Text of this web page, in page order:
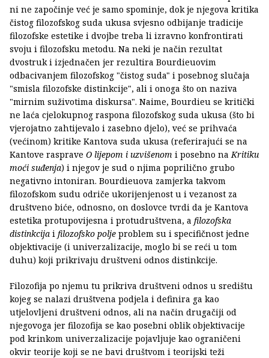
ni ne započinje već je samo spominje, dok je njegova kritika
čistog filozofskog suda ukusa svjesno odbijanje tradicije
filozofske estetike i dvojbe treba li izravno konfrontirati
svoju i filozofsku metodu. Na neki je način rezultat
dvostruk i izjednačen jer rezultira Bourdieuovim
odbacivanjem filozofskog "čistog suda" i posebnog slučaja
"smisla filozofske distinkcije", ali i onoga što on naziva
"mirnim suživotima diskursa". Naime, Bourdieu se kritički
ne laća cjelokupnog raspona filozofskog suda ukusa (što bi
vjerojatno zahtijevalo i zasebno djelo), već se prihvaća
(većinom) kritike Kantova suda ukusa (referirajući se na
Kantove rasprave O lijepom i uzvišenom i posebno na Kritiku
moći suđenja) i njegov je sud o njima poprilično grubo
negativno intoniran. Bourdieuova zamjerka takvom
filozofskom sudu odriče ukorijenjenost u i vezanost za
društveno biće, odnosno, on doslovce tvrdi da je Kantova
estetika protupovijesna i protudruštvena, a filozofska
distinkcija i filozofsko polje problem su i specifičnost jedne
objektivacije (i univerzalizacije, moglo bi se reći u tom
duhu) koji prikrivaju društveni odnos distinkcije.
Filozofija po njemu tu prikriva društveni odnos u središtu
kojeg se nalazi društvena podjela i definira ga kao
utjelovljeni društveni odnos, ali na način drugačiji od
njegovoga jer filozofija se kao posebni oblik objektivacije
pod krinkom univerzalizacije pojavljuje kao ograničeni
okvir teorije koji se ne bavi društvom i teorijski teži